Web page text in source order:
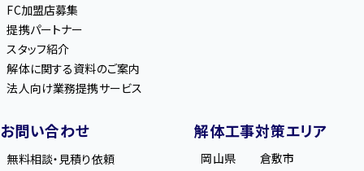
FC加盟店募集
提携パートナー
スタッフ紹介
解体に関する資料のご案内
法人向け業務提携サービス
お問い合わせ
無料相談・見積り依頼
解体工事対策エリア
岡山県
倉敷市